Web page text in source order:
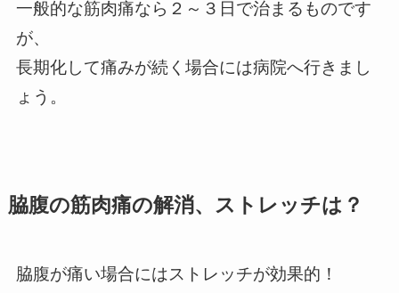
一般的な筋肉痛なら２～３日で治まるものです
が、
長期化して痛みが続く場合には病院へ行きまし
ょう。
脇腹の筋肉痛の解消、ストレッチは？
脇腹が痛い場合にはストレッチが効果的！